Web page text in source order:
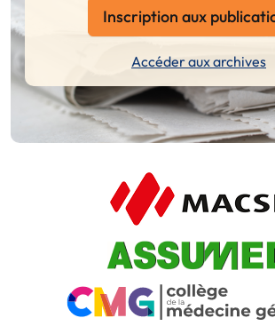
Inscription aux
Accéder aux archives